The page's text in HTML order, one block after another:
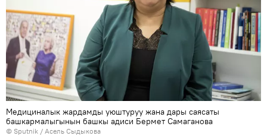
Медициналык жардамды уюштуруу жана дары саясаты
башкармалыгынын башкы адиси Бермет Самаганова
© Sputnik / Асель Сыдыкова